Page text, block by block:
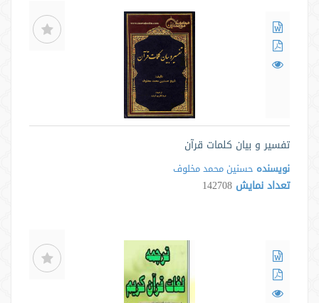
تفسیر و بیان کلمات قرآن
نویسنده حسنين محمد مخلوف
تعداد نمایش 142708